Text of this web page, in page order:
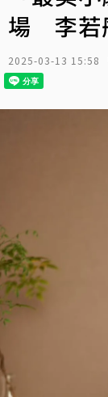
場 李若
2025-03-13 15:58